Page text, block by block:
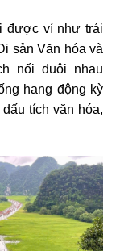
được ví như trái
sản Văn hóa và
nối đuôi nhau
hang động kỳ
tích văn hóa,